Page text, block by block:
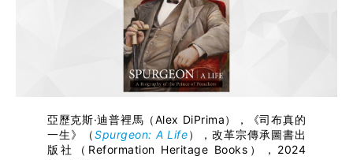
意大利語
土耳其語
塞爾維亞語
亞歷克斯·迪普裡馬（Alex DiPrima），《司布真的
一生》（Spurgeon: A Life），改革宗傳承圖書出
版社（ Reformation Heritage Books ），2024